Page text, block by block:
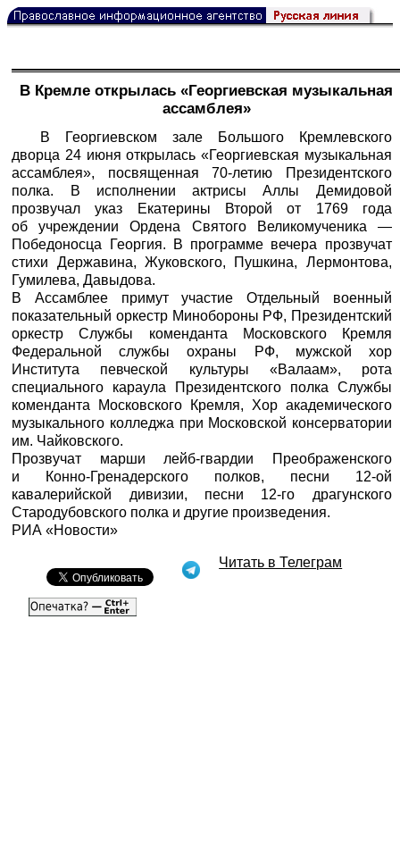
В Кремле открылась «Георгиевская музыкальная
ассамблея»
В Георгиевском зале Большого Кремлевского
дворца 24 июня открылась «Георгиевская музыкальная
ассамблея», посвященная 70-летию Президентского
полка. В исполнении актрисы Аллы Демидовой
прозвучал указ Екатерины Второй от 1769 года
об учреждении Ордена Святого Великомученика —
Победоносца Георгия. В программе вечера прозвучат
стихи Державина, Жуковского, Пушкина, Лермонтова,
Гумилева, Давыдова.
В Ассамблее примут участие Отдельный военный
показательный оркестр Минобороны РФ, Президентский
оркестр Службы коменданта Московского Кремля
Федеральной службы охраны РФ, мужской хор
Института певческой культуры «Валаам», рота
специального караула Президентского полка Службы
коменданта Московского Кремля, Хор академического
музыкального колледжа при Московской консерватории
им. Чайковского.
Прозвучат марши лейб-гвардии Преображенского
и Конно-Гренадерского полков, песни 12-ой
кавалерийской дивизии, песни 12-го драгунского
Стародубовского полка и другие произведения.
РИА «Новости»
Читать в Телеграм